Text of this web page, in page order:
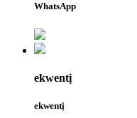
WhatsApp
ekwentị
ekwentị